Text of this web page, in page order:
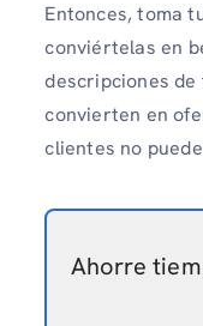
Entonces, toma
conviértelas en
descripciones
convierten en
clientes no
Ahorre